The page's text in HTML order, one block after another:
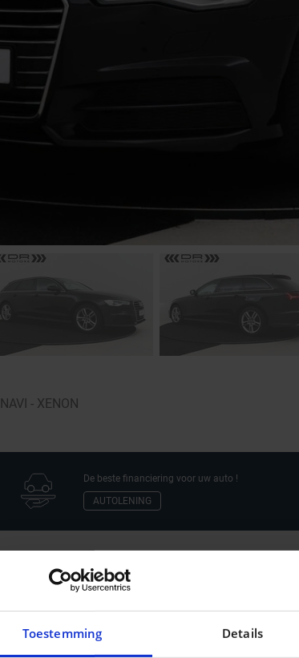
Toestemming Details
- XENON
De beste financiering voor uw auto !
AUTOLENING
VERMOGEN
140 kw - 188 pk